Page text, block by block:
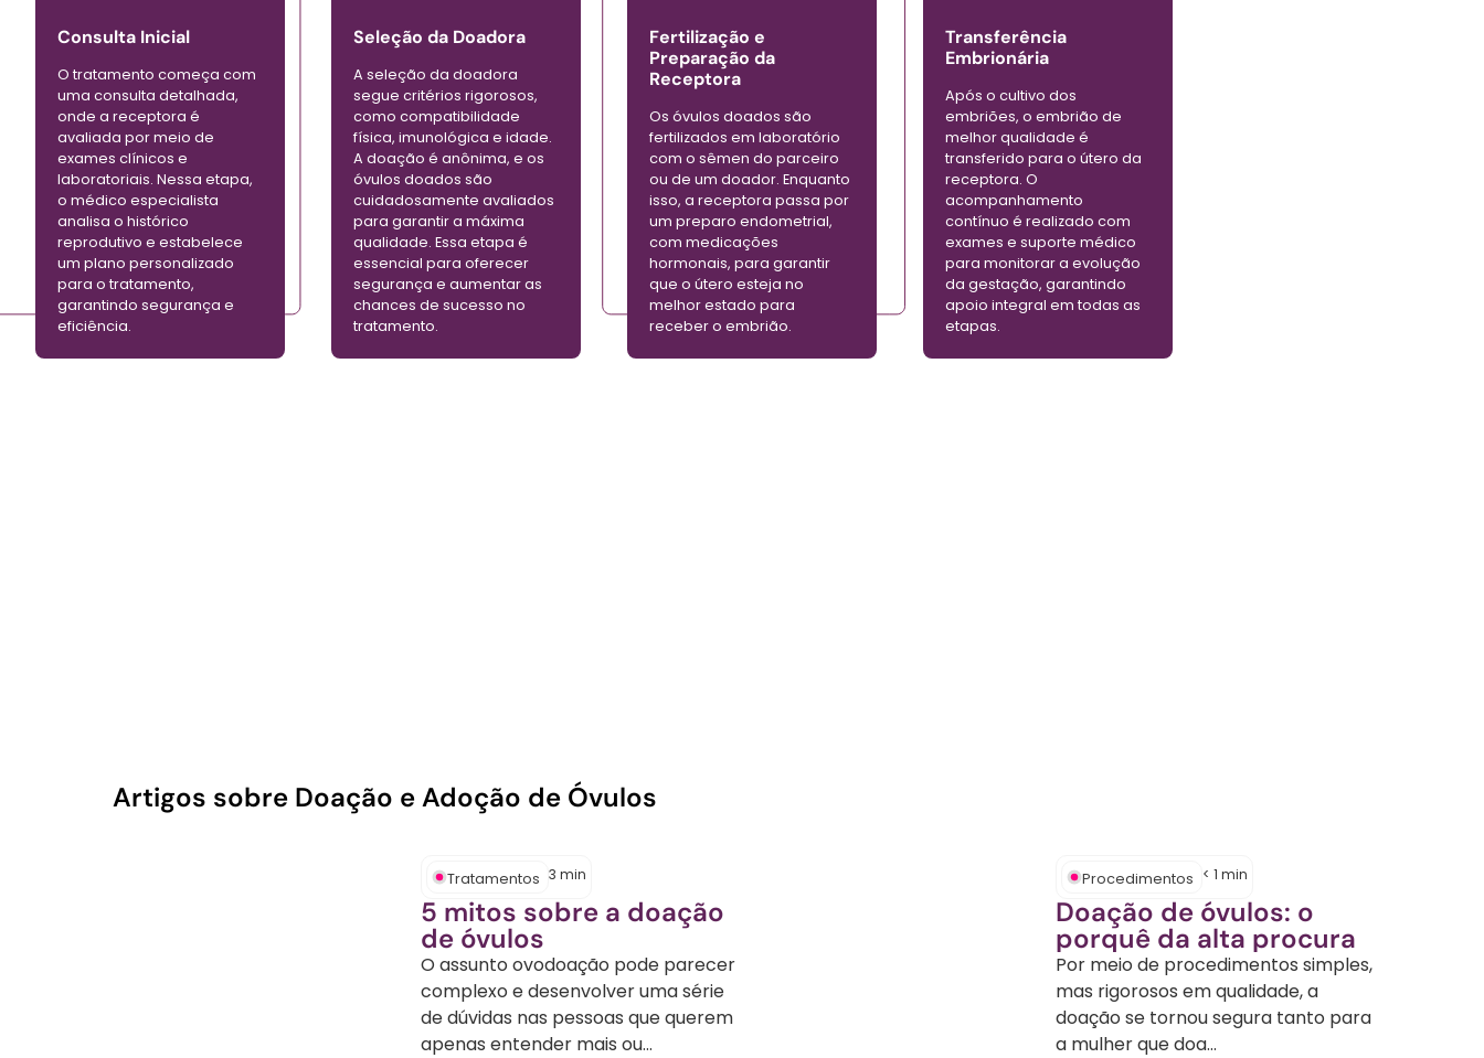
Consulta Inicial
O tratamento começa com
uma consulta detalhada,
onde a receptora é
avaliada por meio de
exames clínicos e
laboratoriais. Nessa etapa,
o médico especialista
analisa o histórico
reprodutivo e estabelece
um plano personalizado
para o tratamento,
garantindo segurança e
eficiência.
Seleção da Doadora
A seleção da doadora
segue critérios rigorosos,
como compatibilidade
física, imunológica e idade.
A doação é anônima, e os
óvulos doados são
cuidadosamente avaliados
para garantir a máxima
qualidade. Essa etapa é
essencial para oferecer
segurança e aumentar as
chances de sucesso no
tratamento.
Fertilização e
Preparação da
Receptora
Os óvulos doados são
fertilizados em laboratório
com o sêmen do parceiro
ou de um doador. Enquanto
isso, a receptora passa por
um preparo endometrial,
com medicações
hormonais, para garantir
que o útero esteja no
melhor estado para
receber o embrião.
Transferência
Embrionária
Após o cultivo dos
embriões, o embrião de
melhor qualidade é
transferido para o útero da
receptora. O
acompanhamento
contínuo é realizado com
exames e suporte médico
para monitorar a evolução
da gestação, garantindo
apoio integral em todas as
etapas.
Artigos sobre Doação e Adoção de Óvulos
Tratamentos 3 min
5 mitos sobre a doação
de óvulos
O assunto ovodoação pode parecer
complexo e desenvolver uma série
de dúvidas nas pessoas que querem
apenas entender mais ou...
Procedimentos < 1 min
Doação de óvulos: o
porquê da alta procura
Por meio de procedimentos simples,
mas rigorosos em qualidade, a
doação se tornou segura tanto para
a mulher que doa...